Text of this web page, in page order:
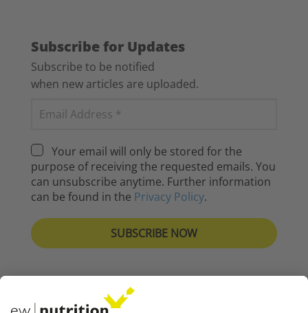
Subscribe for Updates
Subscribe to be notified
when new articles are uploaded.
Your email will only be stored for the
purpose of receiving the requested emails. You
can unsubscribe anytime. Further information
can be found in the Privacy Policy.